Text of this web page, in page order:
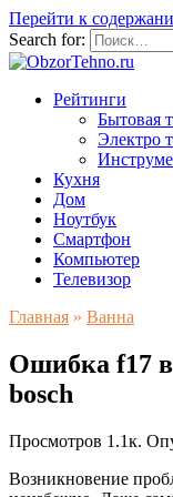
Перейти к
Search for:
Рейтинги
Бытовая
Электро
Кухня
Дом
Ноутбук
Смартфон
Компьютер
Телевизор
Главная » Ванна
Ошибка f17
bosch
Просмотров 1.1к.
Возникновение